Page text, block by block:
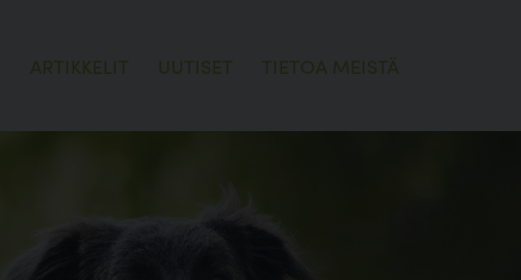
ARTIKKELIT UUTISET TIETOA MEISTÄ